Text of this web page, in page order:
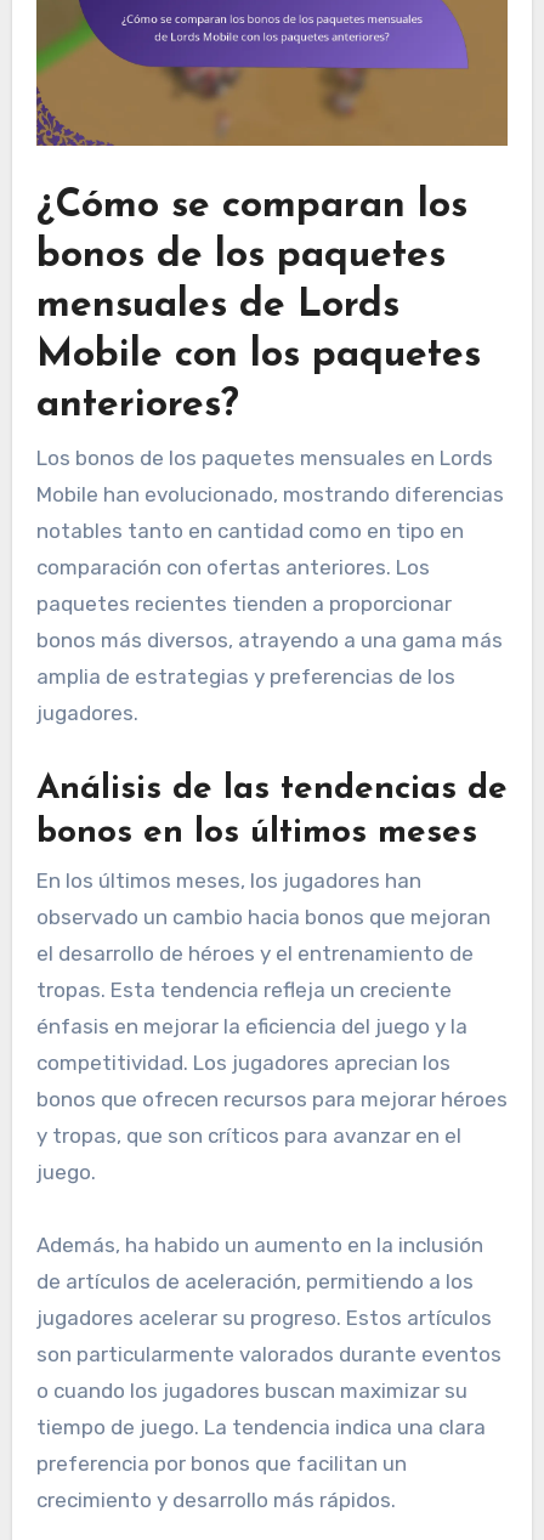
¿Cómo se comparan los
bonos de los paquetes
mensuales de Lords
Mobile con los paquetes
anteriores?
Los bonos de los paquetes mensuales en Lords
Mobile han evolucionado, mostrando diferencias
notables tanto en cantidad como en tipo en
comparación con ofertas anteriores. Los
paquetes recientes tienden a proporcionar
bonos más diversos, atrayendo a una gama más
amplia de estrategias y preferencias de los
jugadores.
Análisis de las tendencias de
bonos en los últimos meses
En los últimos meses, los jugadores han
observado un cambio hacia bonos que mejoran
el desarrollo de héroes y el entrenamiento de
tropas. Esta tendencia refleja un creciente
énfasis en mejorar la eficiencia del juego y la
competitividad. Los jugadores aprecian los
bonos que ofrecen recursos para mejorar héroes
y tropas, que son críticos para avanzar en el
juego.
Además, ha habido un aumento en la inclusión
de artículos de aceleración, permitiendo a los
jugadores acelerar su progreso. Estos artículos
son particularmente valorados durante eventos
o cuando los jugadores buscan maximizar su
tiempo de juego. La tendencia indica una clara
preferencia por bonos que facilitan un
crecimiento y desarrollo más rápidos.